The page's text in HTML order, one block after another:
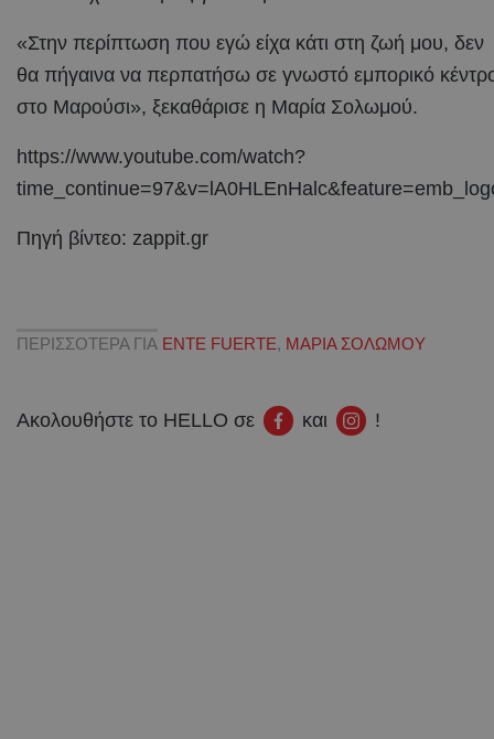
«Στην περίπτωση που εγώ είχα κάτι στη ζωή μου, δεν
θα πήγαινα να περπατήσω σε γνωστό εμπορικό
στο Μαρούσι», ξεκαθάρισε η Μαρία Σολωμού.
https://www.youtube.com/watch?
Πηγή βίντεο: zappit.gr
ΠΕΡΙΣΣΟΤΕΡΑ ΓΙΑ ENTE FUERTE, ΜΑΡΙΑ ΣΟΛΩΜΟΥ
Ακολουθήστε το HELLO σε και !